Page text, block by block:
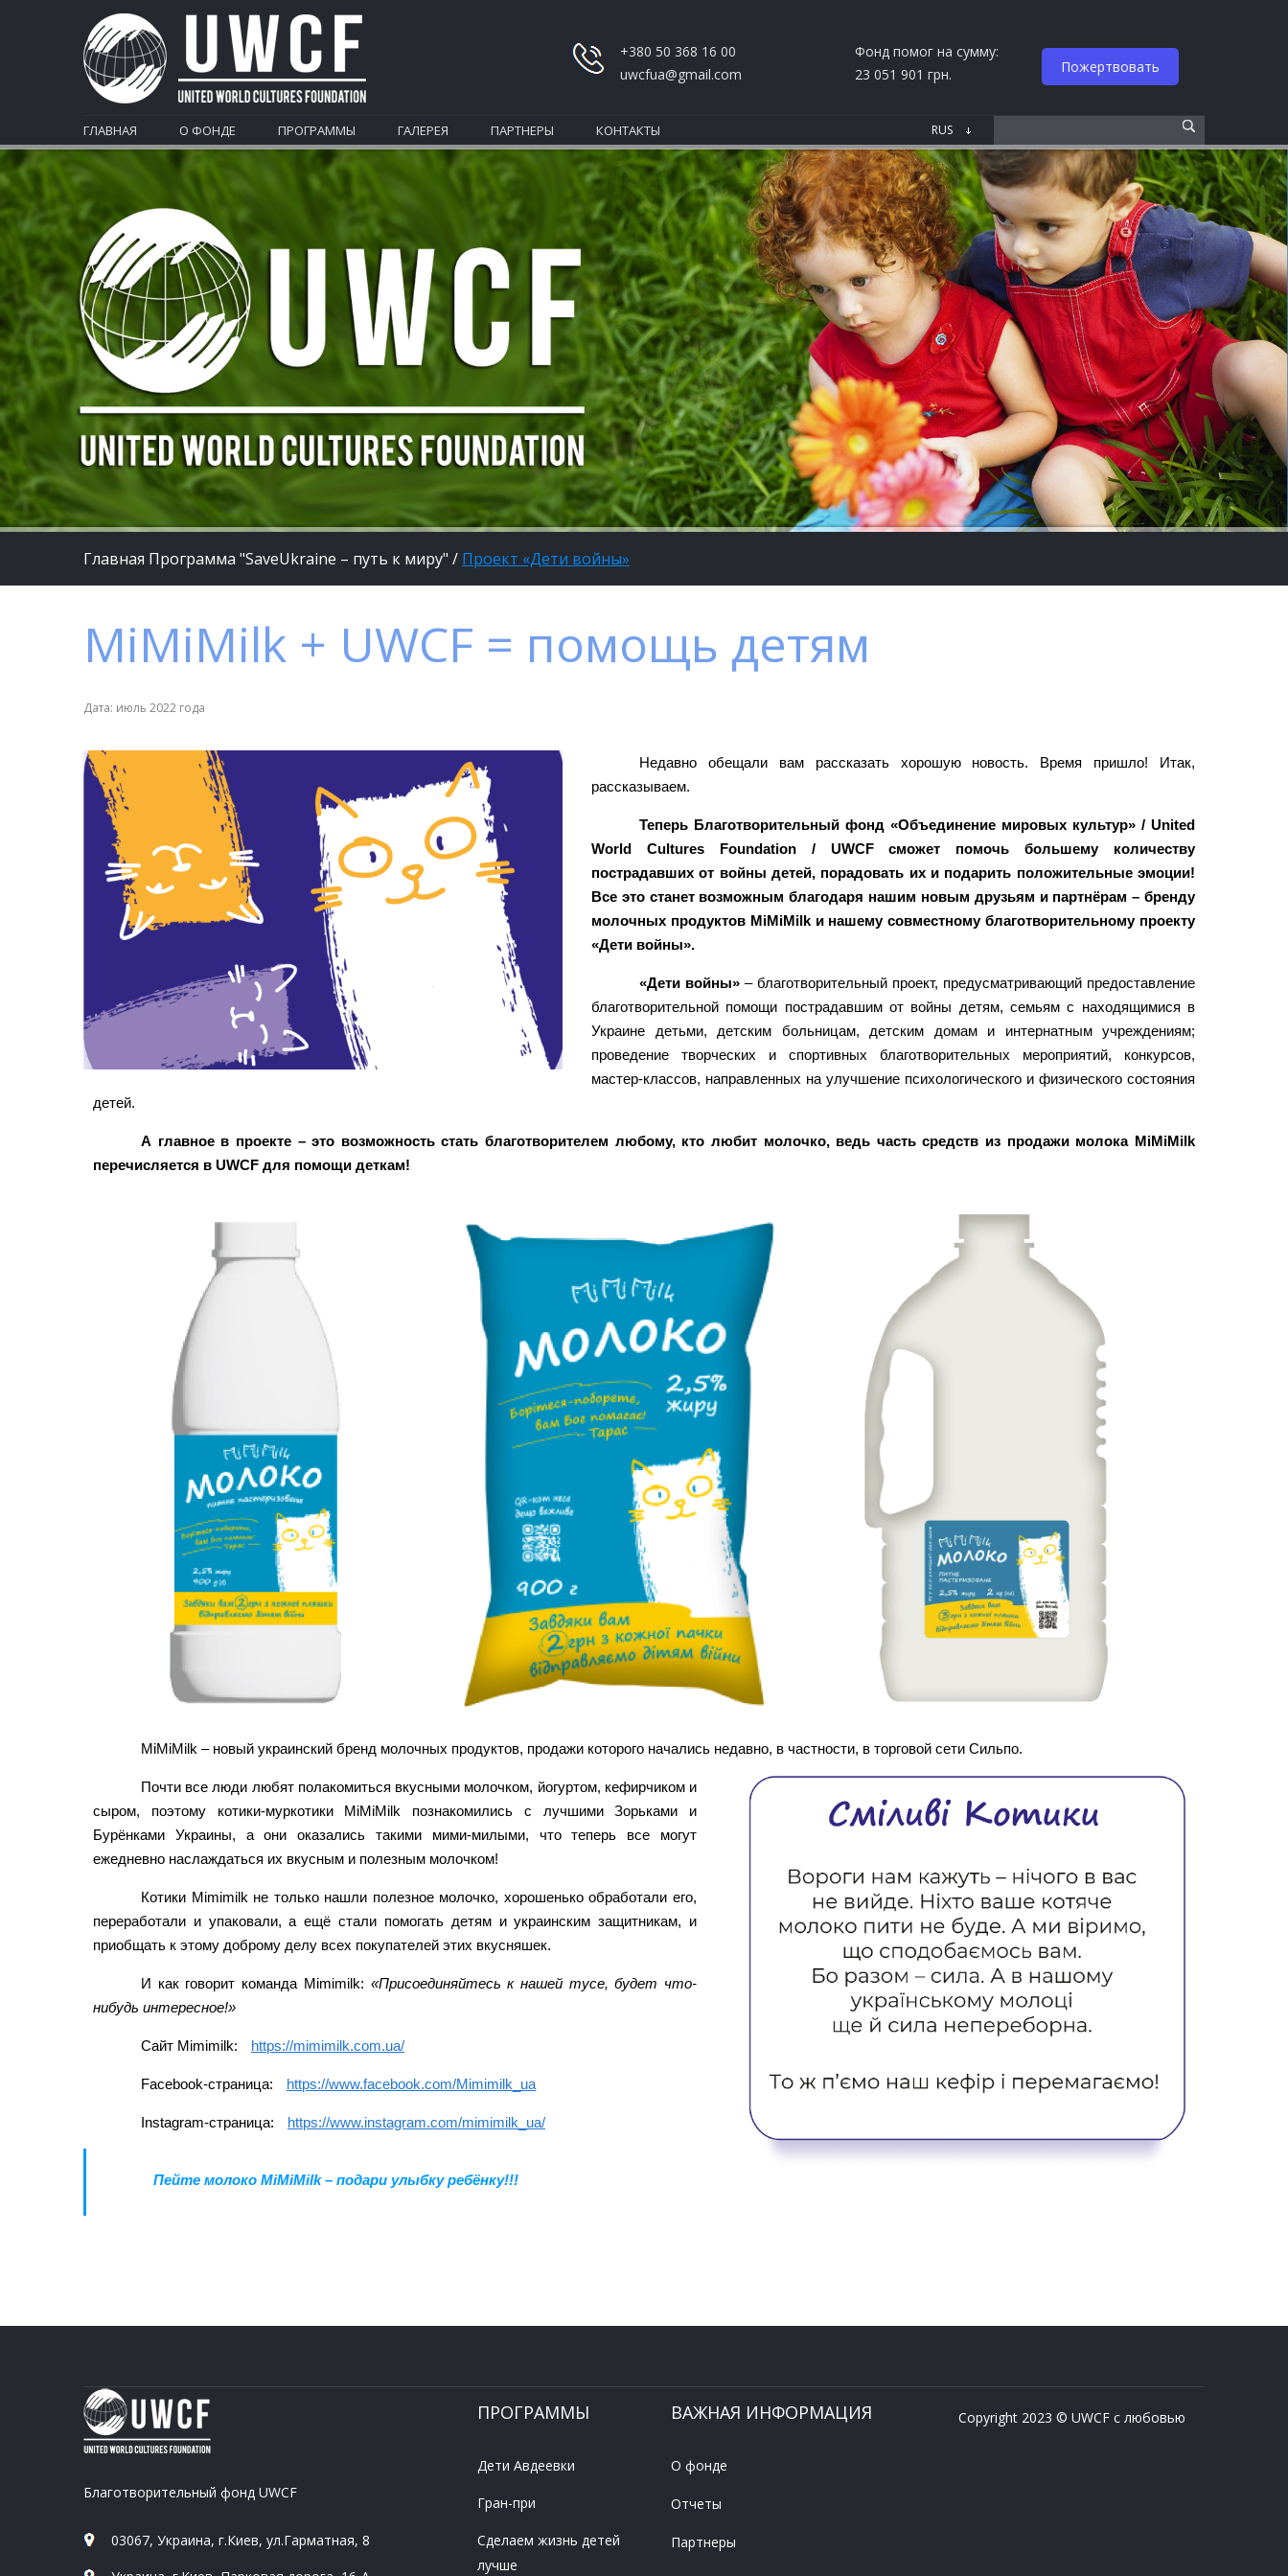
+380 50 368 16 00
uwcfua@gmail.com
Фонд помог на сумму:
23 051 901 грн.
Пожертвовать
ГЛАВНАЯ О ФОНДЕ ПРОГРАММЫ ГАЛЕРЕЯ ПАРТНЕРЫ КОНТАКТЫ
Главная Программа "SaveUkraine – путь к миру" / Проект «Дети войны»
MiMiMilk + UWCF = помощь детям
Дата: июль 2022 года
Недавно обещали вам рассказать хорошую новость. Время пришло! Итак,
рассказываем.
Теперь Благотворительный фонд «Объединение мировых культур» / United
World Cultures Foundation / UWCF сможет помочь большему количеству
пострадавших от войны детей, порадовать их и подарить положительные эмоции!
Все это станет возможным благодаря нашим новым друзьям и партнёрам – бренду
молочных продуктов MiMiMilk и нашему совместному благотворительному проекту
«Дети войны».
«Дети войны» – благотворительный проект, предусматривающий предоставление
благотворительной помощи пострадавшим от войны детям, семьям с находящимися в
Украине детьми, детским больницам, детским домам и интернатным учреждениям;
проведение творческих и спортивных благотворительных мероприятий, конкурсов,
мастер-классов, направленных на улучшение психологического и физического состояния
детей.
А главное в проекте – это возможность стать благотворителем любому, кто любит молочко, ведь часть средств из продажи молока MiMiMilk
перечисляется в UWCF для помощи деткам!
MiMiMilk – новый украинский бренд молочных продуктов, продажи которого начались недавно, в частности, в торговой сети Сильпо.
Почти все люди любят полакомиться вкусными молочком, йогуртом, кефирчиком и
сыром, поэтому котики-муркотики MiMiMilk познакомились с лучшими Зорьками и
Бурёнками Украины, а они оказались такими мими-милыми, что теперь все могут
ежедневно наслаждаться их вкусным и полезным молочком!
Котики Mimimilk не только нашли полезное молочко, хорошенько обработали его,
переработали и упаковали, а ещё стали помогать детям и украинским защитникам, и
приобщать к этому доброму делу всех покупателей этих вкусняшек.
И как говорит команда Mimimilk: «Присоединяйтесь к нашей тусе, будет что-
нибудь интересное!»
Сайт Mimimilk: https://mimimilk.com.ua/
Facebook-страница: https://www.facebook.com/Mimimilk_ua
Instagram-страница: https://www.instagram.com/mimimilk_ua/
Пейте молоко MiMiMilk – подари улыбку ребёнку!!!
Благотворительный фонд UWCF
03067, Украина, г.Киев, ул.Гарматная, 8
ПРОГРАММЫ
Дети Авдеевки
Гран-при
Сделаем жизнь детей
лучше
ВАЖНАЯ ИНФОРМАЦИЯ
О фонде
Отчеты
Партнеры
Copyright 2023 © UWCF с любовью